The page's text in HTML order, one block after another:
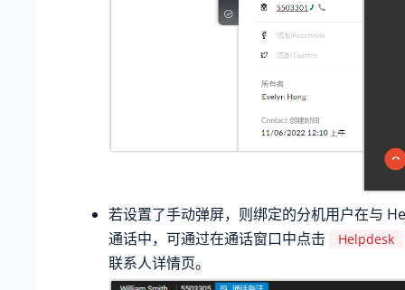
若设置了手动弹屏，则绑定的分机用户在与
通话中，可通过在通话窗口中点击
Helpdesk
联系人详情页。